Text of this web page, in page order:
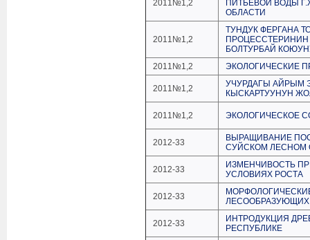
2011№1,2
ПИТЬЕВОЙ ВОДЫ
ОБЛАСТИ
2011№1,2
ТУНДУК ФЕРГАНА
БОЛТУРБАЙ
2011№1,2
ЭКОЛОГИЧЕСКИЕ
2011№1,2
УЧУРДАГЫ АЙРЫМ
КЫСКАРТУУНУН
2011№1,2 ЭКОЛОГИЧЕСКОЕ
2012-33
ВЫРАЩИВАНИЕ
СУЙСКОМ ЛЕСНОМ
2012-33
ИЗМЕНЧИВОСТЬ
УСЛОВИЯХ РОСТА
2012-33
2012-33
ИНТРОДУКЦИЯ
РЕСПУБЛИКЕ